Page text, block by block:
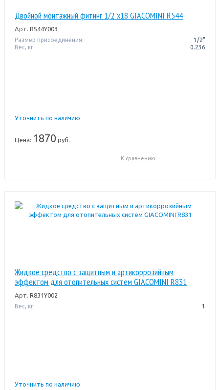
Двойной монтажный фитинг 1/2"x18 GIACOMINI R544
Арт. R544Y003
Размер присоединения:
1/2"
Вес, кг:
0.236
Уточнить по наличию
Цена: 1870 руб.
К сравнению
Жидкое средство с защитным и артикоррозийным
эффектом для отопительных систем GIACOMINI R831
Арт. R831Y002
Вес, кг: 1
Уточнить по наличию